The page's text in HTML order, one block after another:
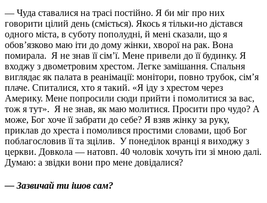
— Чуда ставалися на трасі постійно. Я би міг про них
говорити цілий день (сміється). Якось я тільки-но дістався
одного міста, в суботу пополудні, й мені сказали, що я
обов’язково маю іти до дому жінки, хворої на рак. Вона
помирала. Я не знав її сім’ї. Мене привели до її будинку. Я
входжу з двометровим хрестом. Легке замішання. Спальня
виглядає як палата в реанімації: монітори, повно трубок, сім’я
плаче. Спиталися, хто я такий. «Я іду з хрестом через
Америку. Мене попросили сюди прийти і помолитися за вас,
тож я тут». Я не знав, як маю молитися. Просити про чудо? А
може, Бог хоче її забрати до себе? Я взяв жінку за руку,
приклав до хреста і помолився простими словами, щоб Бог
поблагословив її та зцілив. У понеділок вранці я виходжу з
церкви. Довкола — натовп. 40 чоловік хочуть іти зі мною далі.
Думаю: а звідки вони про мене довідалися?
— Зазвичай ти ішов сам?